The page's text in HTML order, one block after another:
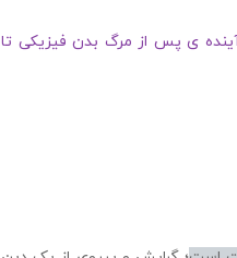
ی پس از مرگ بدن فیزیکی تا